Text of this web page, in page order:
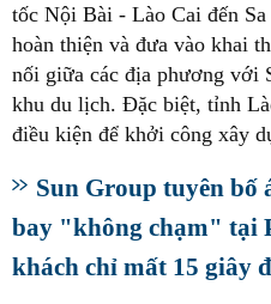
tốc Nội Bài - Lào Cai đến
hoàn thiện và đưa vào khai
nối giữa các địa phương với
khu du lịch. Đặc biệt, tỉnh
điều kiện để khởi công xây
Sun Group tuyên bố
bay "không chạm" tại
khách chỉ mất 15 giây